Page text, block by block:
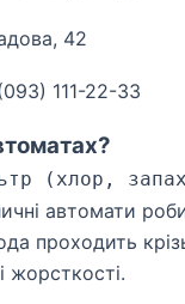
42
111-22-33
автомати
проходить
жорсткості.